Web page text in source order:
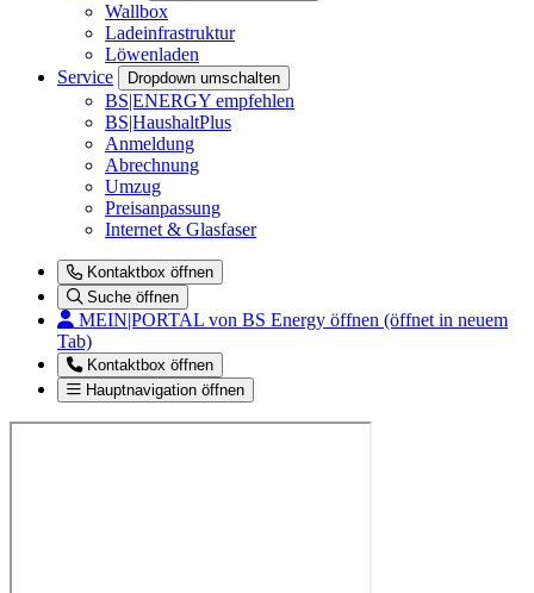
Wallbox
Ladeinfrastruktur
Löwenladen
Service
Dropdown umschalten
BS|ENERGY empfehlen
BS|HaushaltPlus
Anmeldung
Abrechnung
Umzug
Preisanpassung
Internet & Glasfaser
Kontaktbox öffnen
Suche öffnen
MEIN|PORTAL von BS Energy öffnen (öffnet in neuem
Tab)
Kontaktbox öffnen
Hauptnavigation öffnen